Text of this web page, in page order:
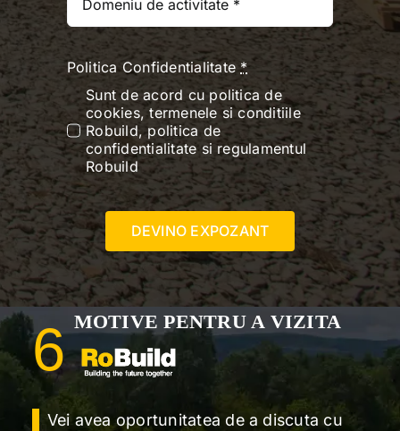
Politica Confidentialitate *
Sunt de acord cu politica de
cookies, termenele si conditiile
Robuild, politica de
confidentialitate si regulamentul
Robuild
DEVINO EXPOZANT
6 MOTIVE PENTRU A VIZITA
Vei avea oportunitatea de a discuta cu